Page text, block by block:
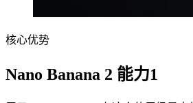
核心优势
Nano Banana 2 能力1